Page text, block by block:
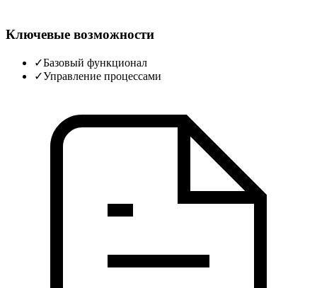
Ключевые возможности
✓Базовый функционал
✓Управление процессами